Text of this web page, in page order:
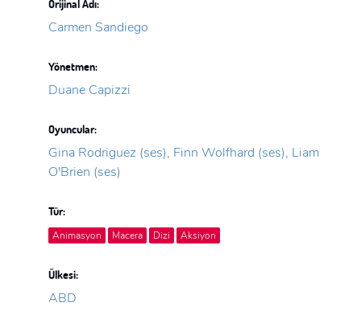
Orijinal Adı:
Carmen Sandiego
Yönetmen:
Duane Capizzi
Oyuncular:
Gina Rodriguez (ses), Finn Wolfhard (ses), Liam
O'Brien (ses)
Tür:
Animasyon Macera Dizi Aksiyon
Ülkesi:
ABD